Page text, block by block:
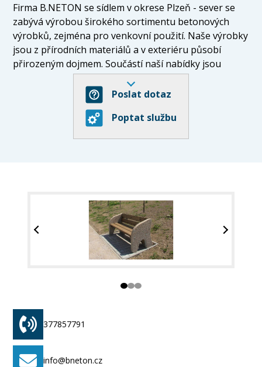
Firma B.NETON se sídlem v okrese Plzeň - sever se
zabývá výrobou širokého sortimentu betonových
výrobků, zejména pro venkovní použití. Naše výrobky
jsou z přírodních materiálů a v exteriéru působí
přirozeným dojmem. Součástí naší nabídky jsou
například zahradní krby a grily, sedací soupravy,
nádoby na květiny, oplocení a další. A dodáváme také
prvky městského a obecního mobiliáře.
Současně se zabýváme také výrobou konstrukcí
pro fotovoltaiku a solární kolektory a pro
našim zákazníkům výrobu na zakázku.
Najdete nás ve Vískách, Trnová-Stýskaly. Veškerý náš
sortiment můžete také zakoupit na našem e-
shopu: https://www.zahradnibeton.cz
Zahradní, dekorační a užitkové výrobky z
- zahradní sedací soupravy
- dekorační nádoby na zeleň
- zahradní krby
- zahradní grily.
Poslat dotaz
Poptat službu
377857791
info@bneton.cz